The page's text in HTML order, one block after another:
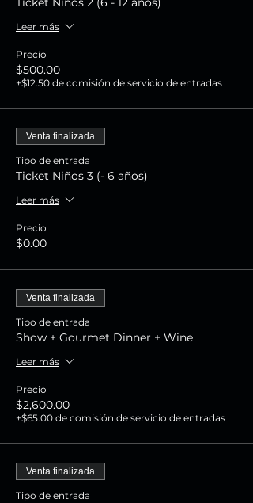
Leer más
Precio
$500.00
+$12.50 de comisión de servicio de entradas
Venta finalizada
Tipo de entrada
Ticket Niños 3 (- 6 años)
Leer más
Precio
$0.00
Venta finalizada
Tipo de entrada
Show + Gourmet Dinner + Wine
Leer más
Precio
$2,600.00
+$65.00 de comisión de servicio de entradas
Venta finalizada
Tipo de entrada